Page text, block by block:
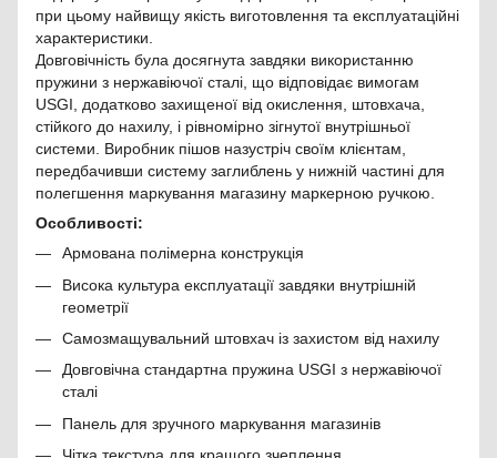
при цьому найвищу якість виготовлення та експлуатаційні
характеристики.
Довговічність була досягнута завдяки використанню
пружини з нержавіючої сталі, що відповідає вимогам
USGI, додатково захищеної від окислення, штовхача,
стійкого до нахилу, і рівномірно зігнутої внутрішньої
системи. Виробник пішов назустріч своїм клієнтам,
передбачивши систему заглиблень у нижній частині для
полегшення маркування магазину маркерною ручкою.
Особливості:
Армована полімерна конструкція
Висока культура експлуатації завдяки внутрішній
геометрії
Самозмащувальний штовхач із захистом від нахилу
Довговічна стандартна пружина USGI з нержавіючої
сталі
Панель для зручного маркування магазинів